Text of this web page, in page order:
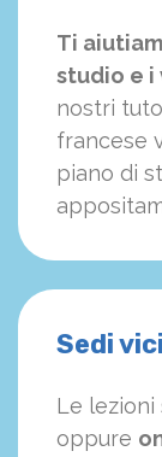
Ti
studio e
nostri
francese
piano di
Sedi
Le lezioni
oppure